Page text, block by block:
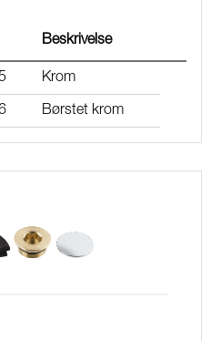
Beskrivelse
Krom
Børstet krom